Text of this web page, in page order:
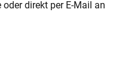
direkt per E-Mail an